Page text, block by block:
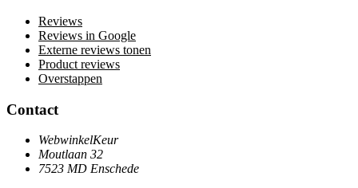
Reviews
Reviews in Google
Externe reviews tonen
Product reviews
Overstappen
Contact
WebwinkelKeur
Moutlaan 32
7523 MD Enschede